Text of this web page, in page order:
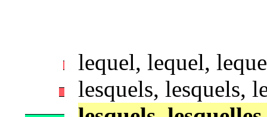
lequel, lequel,
lesquels, lesquels,